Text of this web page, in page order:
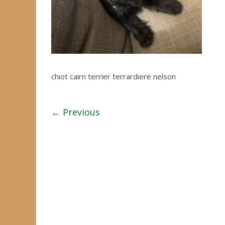
chiot cairn terrier terrardiere nelson
← Previous